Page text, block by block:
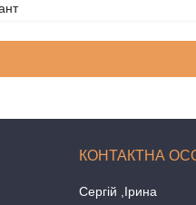
Сергій ,Ірина